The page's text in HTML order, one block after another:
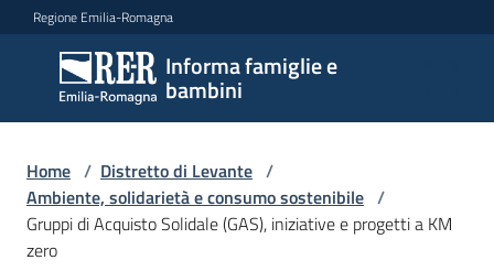
Vai al contenuto
Vai alla navigazione
Vai al footer
Regione Emilia-Romagna
Informa famiglie e
bambini
Informa
famiglie
e
bambini
Argomenti
Home / Distretto di Levante /
Ambiente, solidarietà e consumo sostenibile /
Gruppi di Acquisto Solidale (GAS), iniziative e progetti a KM
zero